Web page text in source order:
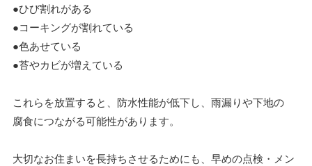
●ひび割れがある
●コーキングが割れている
●色あせている
●苔やカビが増えている
これらを放置すると、防水性能が低下し、雨漏りや下地の
腐食につながる可能性があります。
大切なお住まいを長持ちさせるためにも、早めの点検・メン